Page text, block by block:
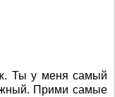
Ты у меня самый
Прими самые